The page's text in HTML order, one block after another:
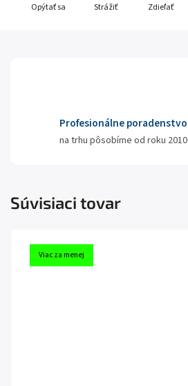
Opýtať sa Strážiť Zdieľať
Profesionálne poradenstvo
na trhu pôsobíme od roku 2010
Súvisiaci tovar
Viac za menej